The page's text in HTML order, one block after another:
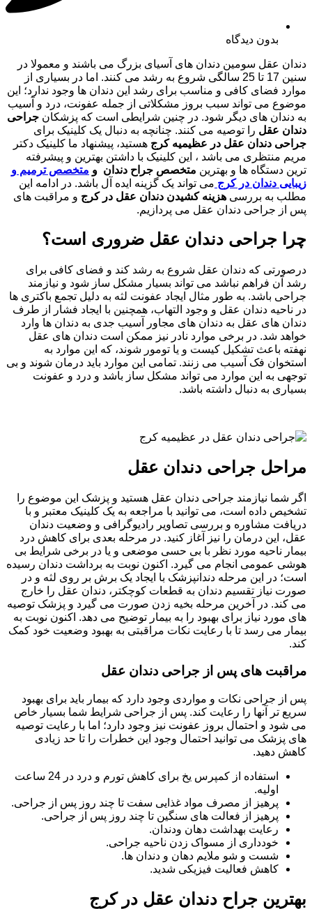
بدون دیدگاه
دندان عقل سومین دندان های آسیای بزرگ می باشند و معمولا در
سنین 17 تا 25 سالگی شروع به رشد می کنند. اما در بسیاری از
موارد فضای کافی و مناسب برای رشد این دندان ها وجود ندارد؛ این
موضوع می تواند سبب بروز مشکلاتی از جمله عفونت، درد و آسیب
به دندان های دیگر شود. در چنین شرایطی است که پزشکانجراحی
دندان عقل را توصیه می کنند. چنانچه به دنبال یک کلینیک برای
جراحی دندان عقل در عظیمیه کرجهستید، پیشنهاد ما کلینیک دکتر
مریم منتظری می باشد ، این کلینیک با داشتن بهترین و پیشرفته
ترین دستگاه ها و بهترینمتخصص جراح دندان ومتخصص ترمیم و
زیبایی دندان در کرجمی تواند یک گزینه ایده آل باشد. در ادامه این
مطلب به بررسی هزینه کشیدن دندان عقل در کرجو مراقبت های
پس از جراحی دندان عقل می پردازیم.
چرا جراحی دندان عقل ضروری است؟
درصورتی که دندان عقل شروع به رشد کند و فضای کافی برای
رشد آن فراهم نباشد می تواند بسیار مشکل ساز شود و نیازمند
جراحی باشد. به طور مثال ایجاد عفونت لثه به دلیل تجمع باکتری ها
در ناحیه دندان عقل و وجود التهاب، همچنین با ایجاد فشار از طرف
دندان های عقل به دندان های مجاور آسیب جدی به دندان ها وارد
خواهد شد. در برخی موارد نادر نیز ممکن است دندان های عقل
نهفته باعث تشکیل کیست و یا تومور شوند، که این موارد به
استخوان فک آسیب می زنند. تمامی این موارد باید درمان شوند و بی
توجهی به این موارد می تواند مشکل ساز باشد و درد و عفونت
بسیاری به دنبال داشته باشد.
مراحل جراحی دندان عقل
اگر شما نیازمند جراحی دندان عقل هستید و پزشک این موضوع را
تشخیص داده است، می توانید با مراجعه به یک کلینیک معتبر و با
دریافت مشاوره و بررسی تصاویر رادیوگرافی و وضعیت دندان
عقل، این درمان را نیز آغاز کنید. در مرحله بعدی برای کاهش درد
بیمار ناحیه مورد نظر با بی حسی موضعی و یا در برخی شرایط بی
هوشی عمومی انجام می گیرد. اکنون نوبت به برداشت دندان رسیده
است؛ در این مرحله دندانپزشک با ایجاد یک برش بر روی لثه و در
صورت نیاز تقسیم دندان به قطعات کوچکتر، دندان عقل را خارج
می کند. در آخرین مرحله بخیه زدن صورت می گیرد و پزشک توصیه
های مورد نیاز برای بهبود را به بیمار توضیح می دهد. اکنون نوبت به
بیمار می رسد تا با رعایت نکات مراقبتی به بهبود وضعیت خود کمک
کند.
مراقبت های پس از جراحی دندان عقل
پس از جراحی نکات و مواردی وجود دارد که بیمار باید برای بهبود
سریع تر آنها را رعایت کند. پس از جراحی شرایط شما بسیار خاص
می شود و احتمال بروز عفونت نیز وجود دارد؛ اما با رعایت توصیه
های پزشک می توانید احتمال وجود این خطرات را تا حد زیادی
کاهش دهید.
استفاده از کمپرس یخ برای کاهش تورم و درد در 24 ساعت
اولیه.
پرهیز از مصرف مواد غذایی سفت تا چند روز پس از جراحی.
پرهیز از فعالت های سنگین تا چند روز پس از جراحی.
رعایت بهداشت دهان ودندان.
خودداری از مسواک زدن ناحیه جراحی.
شست و شو ملایم دهان و دندان ها.
کاهش فعالیت فیزیکی شدید.
بهترین جراح دندان عقل در کرج